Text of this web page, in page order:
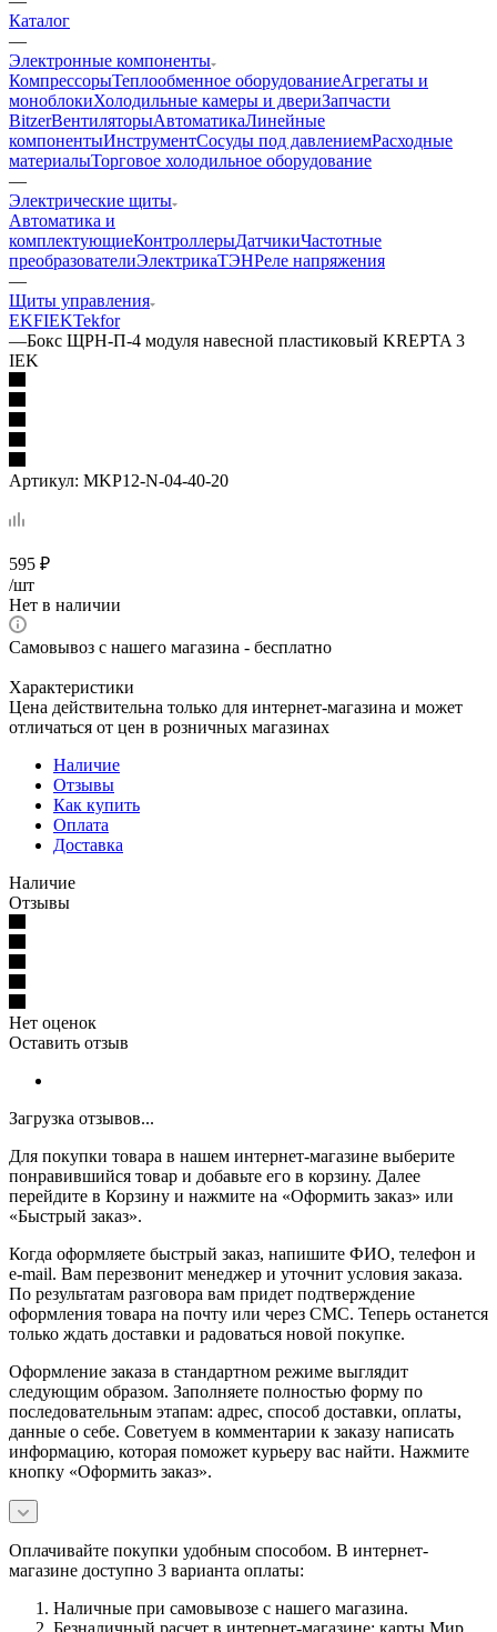
Каталог
—
Электронные компоненты
КомпрессорыТеплообменное оборудованиеАгрегаты и
моноблокиХолодильные камеры и двериЗапчасти
BitzerВентиляторыАвтоматикаЛинейные
компонентыИнструментСосуды под давлениемРасходные
материалыТорговое холодильное оборудование
—
Электрические щиты
Автоматика и
комплектующиеКонтроллерыДатчикиЧастотные
преобразователиЭлектрикаТЭНРеле напряжения
—
Щиты управления
EKFIEKTekfor
—Бокс ЩРН-П-4 модуля навесной пластиковый KREPTA 3
IEK
Артикул: MKP12-N-04-40-20
595 ₽
/шт
Нет в наличии
Самовывоз с нашего магазина - бесплатно
Характеристики
Цена действительна только для интернет-магазина и может
отличаться от цен в розничных магазинах
Наличие
Отзывы
Как купить
Оплата
Доставка
Наличие
Отзывы
Нет оценок
Оставить отзыв
Загрузка отзывов...
Для покупки товара в нашем интернет-магазине выберите
понравившийся товар и добавьте его в корзину. Далее
перейдите в Корзину и нажмите на «Оформить заказ» или
«Быстрый заказ».
Когда оформляете быстрый заказ, напишите ФИО, телефон и
e-mail. Вам перезвонит менеджер и уточнит условия заказа.
По результатам разговора вам придет подтверждение
оформления товара на почту или через СМС. Теперь останется
только ждать доставки и радоваться новой покупке.
Оформление заказа в стандартном режиме выглядит
следующим образом. Заполняете полностью форму по
последовательным этапам: адрес, способ доставки, оплаты,
данные о себе. Советуем в комментарии к заказу написать
информацию, которая поможет курьеру вас найти. Нажмите
кнопку «Оформить заказ».
Оплачивайте покупки удобным способом. В интернет-
магазине доступно 3 варианта оплаты:
Наличные при самовывозе с нашего магазина.
Безналичный расчет в интернет-магазине: карты Мир,